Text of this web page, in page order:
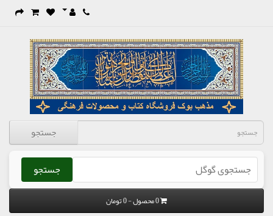
جستجو
جستجو
0 محصول - 0 تومان